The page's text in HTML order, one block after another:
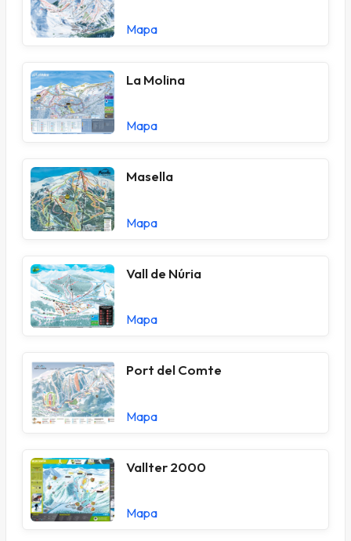
Mapa
La Molina
Mapa
Masella
Mapa
Vall de Núria
Mapa
Port del Comte
Mapa
Vallter 2000
Mapa